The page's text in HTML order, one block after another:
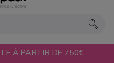
À PARTIR DE 750€